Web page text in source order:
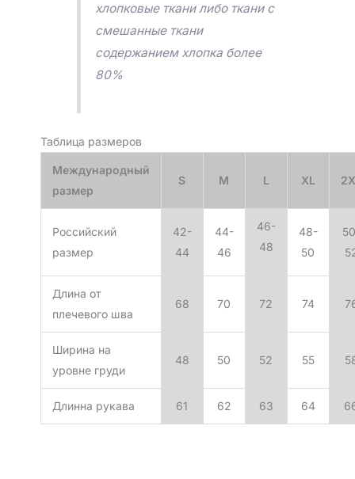
хлопковые ткани либо ткани с
смешанные ткани
содержанием хлопка более
80%
Таблица размеров
Международный
размер
S M L XL
Российский
размер
42-
44
44-
46
46-
48
48-
50
Длина от
плечевого шва
68 70 72 74
Ширина на
уровне груди
48 50 52 55
Длинна рукава 61 62 63 64